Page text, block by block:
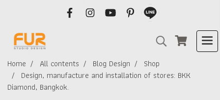
Home All contents Blog Design
Shop
Design, manufacture and installation of stores: BKK
Diamond, Bangkok.